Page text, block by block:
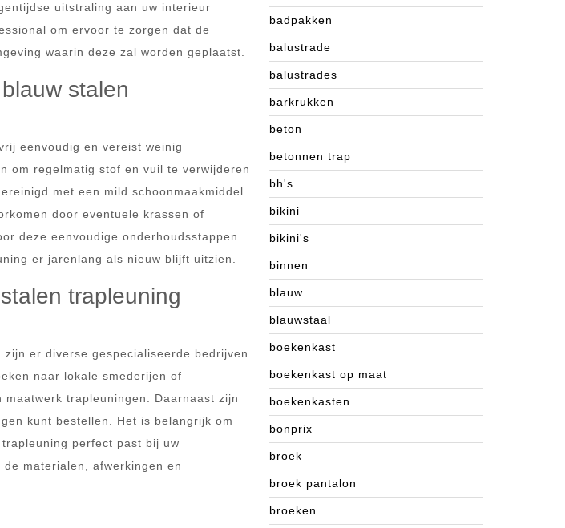
uitstraling aan uw interieur
om ervoor te zorgen dat de
waarin deze zal worden geplaatst.
stalen
eenvoudig en vereist weinig
om regelmatig stof en vuil te verwijderen
met een mild schoonmaakmiddel
door eventuele krassen of
deze eenvoudige onderhoudsstappen
er jarenlang als nieuw blijft uitzien.
trapleuning
er diverse gespecialiseerde bedrijven
naar lokale smederijen of
trapleuningen. Daarnaast zijn
kunt bestellen. Het is belangrijk om
perfect past bij uw
materialen, afwerkingen en
badpakken
balustrade
balustrades
barkrukken
beton
betonnen trap
bh's
bikini
bikini's
binnen
blauw
blauwstaal
boekenkast
boekenkast op maat
boekenkasten
bonprix
broek
broek pantalon
broeken